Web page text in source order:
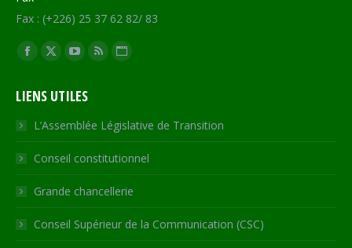
Fax : (+226) 25 37 62 82/ 83
Trouvez nous sur :
Facebook
opens
in
new
window
X
opens
in
new
window
YouTube
opens
in
new
window
RSS
in
new
window
Site
opens
in
new
LIENS UTILES
L’Assemblée Législative de Transition
Conseil constitutionnel
Grande chancellerie
Conseil Supérieur de la Communication (CSC)